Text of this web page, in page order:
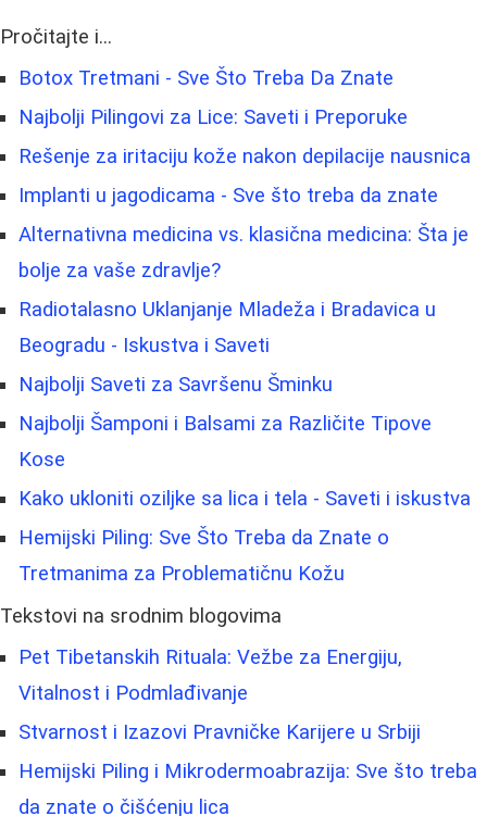
Pročitajte i...
Botox Tretmani - Sve Što Treba Da Znate
Najbolji Pilingovi za Lice: Saveti i Preporuke
Rešenje za iritaciju kože nakon depilacije nausnica
Implanti u jagodicama - Sve što treba da znate
Alternativna medicina vs. klasična medicina: Šta je
bolje za vaše zdravlje?
Radiotalasno Uklanjanje Mladeža i Bradavica u
Beogradu - Iskustva i Saveti
Najbolji Saveti za Savršenu Šminku
Najbolji Šamponi i Balsami za Različite Tipove
Kose
Kako ukloniti oziljke sa lica i tela - Saveti i iskustva
Hemijski Piling: Sve Što Treba da Znate o
Tretmanima za Problematičnu Kožu
Tekstovi na srodnim blogovima
Pet Tibetanskih Rituala: Vežbe za Energiju,
Vitalnost i Podmlađivanje
Stvarnost i Izazovi Pravničke Karijere u Srbiji
Hemijski Piling i Mikrodermoabrazija: Sve što treba
da znate o čišćenju lica